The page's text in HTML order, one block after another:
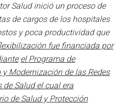
Salud inició un proceso de
de cargos de los hospitales
y poca productividad que
fue financiada por
el Programa de
Modernización de las Redes
de Salud el cual era
de Salud y Protección